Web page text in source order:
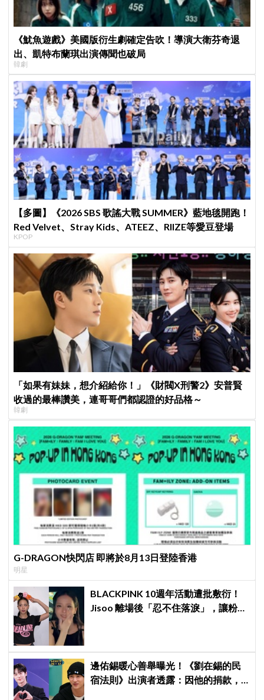
《魷魚遊戲》美國版衍生劇確定告吹！導演大衛芬奇退
出、凱特布蘭琪出演傳聞也破局
韓劇
【多圖】《2026 SBS 歌謠大戰 SUMMER》藍地毯開跑！
Red Velvet、Stray Kids、ATEEZ、RIIZE等愛豆登場
KPOP
「如果有妹妹，想介紹給你！」《財閥X刑警2》安普賢
收過的最棒讚美，連哥哥們都認證的好品格～
韓劇
G-DRAGON快閃店 即將於8月13日登陸香港
明星
BLACKPINK 10週年活動遭批敷衍！
Jisoo 離場後「忍不住落淚」，讓粉絲
邊佑錫暖心善舉曝光！《劉在錫的民
宿法則》出演者透露：因他的捐款，